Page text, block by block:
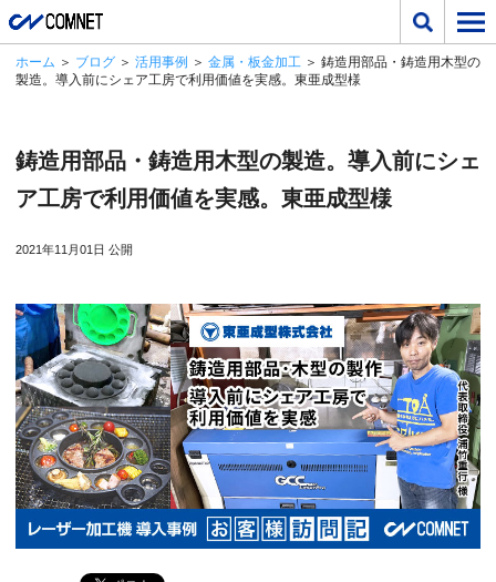
ホーム ＞ ブログ ＞ 活用事例 ＞ 金属・板金加工 ＞ 鋳造用部品・鋳造用木型の
製造。導入前にシェア工房で利用価値を実感。東亜成型様
鋳造用部品・鋳造用木型の製造。導入前にシェ
ア工房で利用価値を実感。東亜成型様
2021年11月01日 公開